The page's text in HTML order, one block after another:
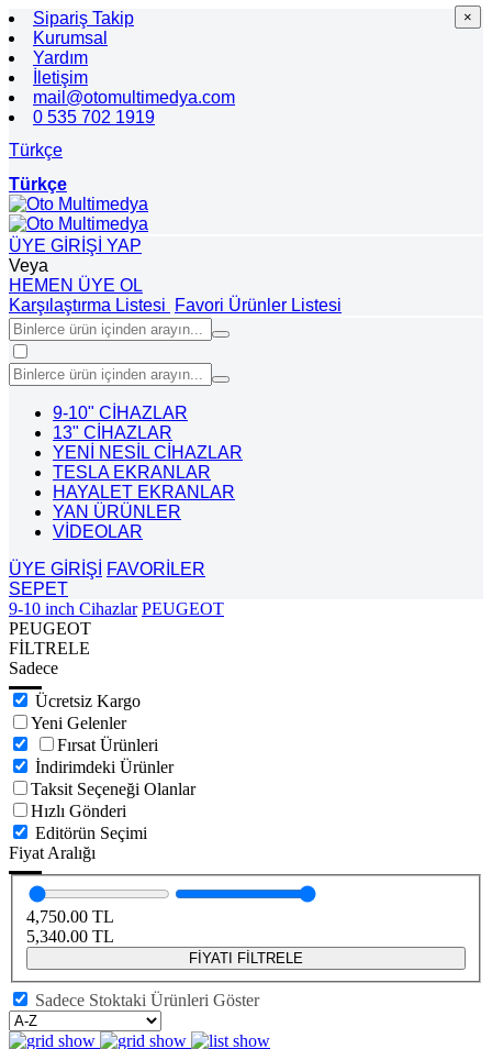
Sipariş Takip
Kurumsal
Yardım
İletişim
mail@otomultimedya.com
0 535 702 1919
Türkçe
Türkçe
ÜYE GİRİŞİ YAP
Veya
HEMEN ÜYE OL
Karşılaştırma Listesi
Favori Ürünler Listesi
9-10" CİHAZLAR
13" CİHAZLAR
YENİ NESİL CİHAZLAR
TESLA EKRANLAR
HAYALET EKRANLAR
YAN ÜRÜNLER
VİDEOLAR
ÜYE GİRİŞİ
FAVORİLER
SEPET
9-10 inch Cihazlar PEUGEOT
PEUGEOT
FİLTRELE
Sadece
Ücretsiz Kargo
Yeni Gelenler
Fırsat Ürünleri
İndirimdeki Ürünler
Taksit Seçeneği Olanlar
Hızlı Gönderi
Editörün Seçimi
Fiyat Aralığı
4,750.00 TL
5,340.00 TL
FİYATI FİLTRELE
Sadece Stoktaki Ürünleri Göster
×
×